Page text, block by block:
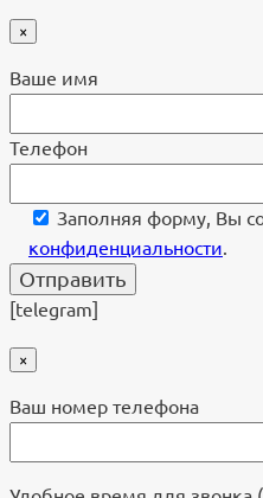
×
Ваше имя
Телефон
Заполняя форму, Вы
конфиденциальности.
[telegram]
×
Ваш номер телефона